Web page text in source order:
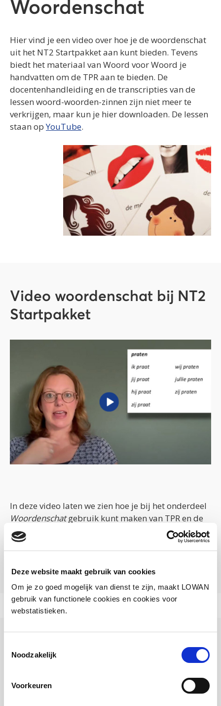
Deze website maakt gebruik van cookies
Om je zo goed mogelijk van dienst te zijn, maakt LOWAN
gebruik van functionele cookies en cookies voor
webstatistieken.
Noodzakelijk
Voorkeuren
Woordenschat
Hier vind je een video over hoe je de woordenschat
uit het NT2 Startpakket aan kunt bieden. Tevens
biedt het materiaal van Woord voor Woord je
handvatten om de TPR aan te bieden. De
docentenhandleiding en de transcripties van de
lessen woord-woorden-zinnen zijn niet meer te
verkrijgen, maar kun je hier downloaden. De lessen
staan opYouTube.
Video woordenschat bij NT2
Startpakket
In deze video laten we zien hoe je bij het onderdeel
Woordenschatgebruik kunt maken van TPR en de
flitskaarten.
Video werkvormen bij
Startpakket